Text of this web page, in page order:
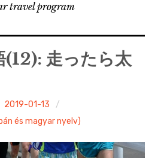
travel program
走ったら太
2019-01-13
és magyar nyelv)